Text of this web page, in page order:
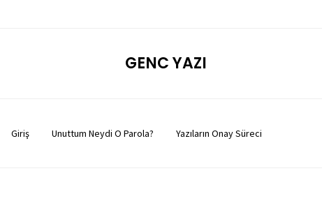
GENC YAZI
Giriş Unuttum Neydi O Parola? Yazıların Onay Süreci